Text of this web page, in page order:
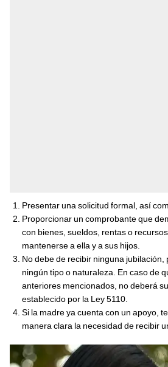
Presentar una solicitud formal, así
Proporcionar un comprobante que
con bienes, sueldos, rentas o
mantenerse a ella y a sus hijos.
No debe de recibir ninguna jubilación,
ningún tipo o naturaleza. En caso de
anteriores mencionados, no deberá
establecido por la Ley 5110.
Si la madre ya cuenta con un apoyo,
manera clara la necesidad de recibir